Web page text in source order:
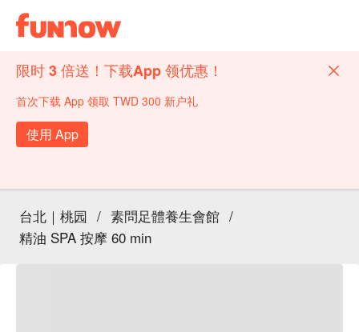
限时 3 倍送！下载App 领优惠！
首次下载 App 领取 TWD 300 新户礼
使用 App
台北｜桃园 / 素問足體養生會館 /
精油 SPA 按摩 60 min